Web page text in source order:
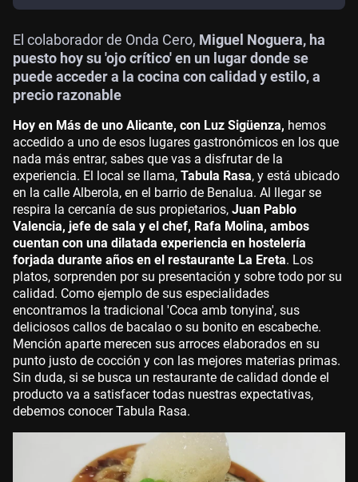
El colaborador de Onda Cero, Miguel Noguera, ha
puesto hoy su 'ojo crítico' en un lugar donde se
puede acceder a la cocina con calidad y estilo, a
precio razonable
Hoy en Más de uno Alicante, con Luz Sigüenza, hemos
accedido a uno de esos lugares gastronómicos en los que
nada más entrar, sabes que vas a disfrutar de la
experiencia. El local se llama, Tabula Rasa, y está ubicado
en la calle Alberola, en el barrio de Benalua. Al llegar se
respira la cercanía de sus propietarios, Juan Pablo
Valencia, jefe de sala y el chef, Rafa Molina, ambos
cuentan con una dilatada experiencia en hostelería
forjada durante años en el restaurante La Ereta. Los
platos, sorprenden por su presentación y sobre todo por su
calidad. Como ejemplo de sus especialidades
encontramos la tradicional 'Coca amb tonyina', sus
deliciosos callos de bacalao o su bonito en escabeche.
Mención aparte merecen sus arroces elaborados en su
punto justo de cocción y con las mejores materias primas.
Sin duda, si se busca un restaurante de calidad donde el
producto va a satisfacer todas nuestras expectativas,
debemos conocer Tabula Rasa.